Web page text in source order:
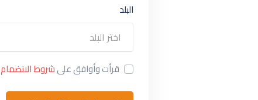
البلد
اختر البلد
قرأت وأوافق علىشروط الانضمام